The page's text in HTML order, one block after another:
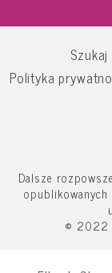
Polityka
Dalsze
© 2022